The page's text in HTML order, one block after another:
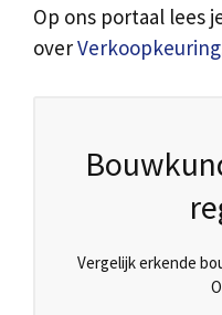
Op ons portaal lees
overVerkoopkeuring
Vergelijk erkende